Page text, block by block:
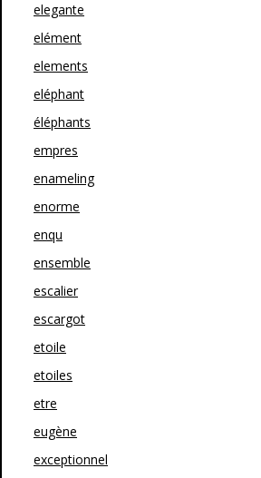
elegante
elément
elements
eléphant
éléphants
empres
enameling
enorme
enqu
ensemble
escalier
escargot
etoile
etoiles
etre
eugène
exceptionnel